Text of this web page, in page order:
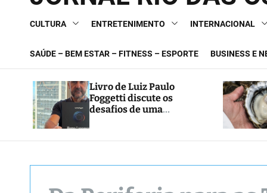
CULTURA ENTRETENIMENTO INTERNACIONAL
SAÚDE – BEM ESTAR – FITNESS – ESPORTE BUSINESS E
Livro de Luiz Paulo
Foggetti discute os
desafios de uma
realidade